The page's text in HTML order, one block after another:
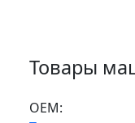
Товары
ОЕМ: